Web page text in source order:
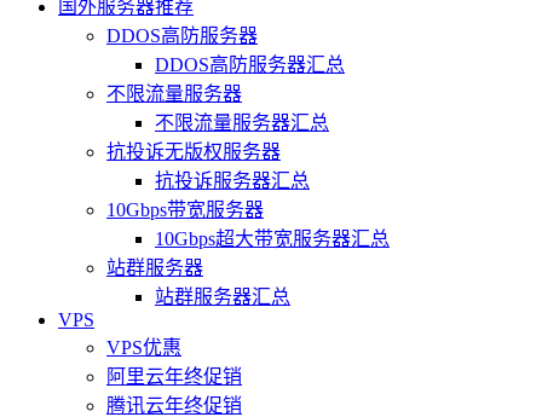
国外服务器推荐
DDOS高防服务器
DDOS高防服务器汇总
不限流量服务器
不限流量服务器汇总
抗投诉无版权服务器
抗投诉服务器汇总
10Gbps带宽服务器
10Gbps超大带宽服务器汇总
站群服务器
站群服务器汇总
VPS
VPS优惠
阿里云年终促销
腾讯云年终促销